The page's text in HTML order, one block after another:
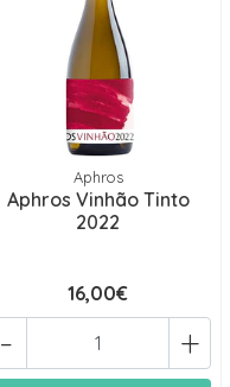
Aphros
Aphros Vinhão Tinto
2022
16,00€
+
-